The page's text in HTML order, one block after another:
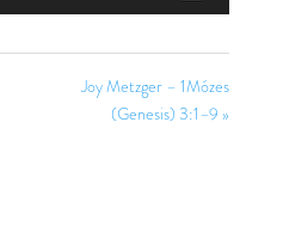
Joy Metzger – 1Mózes
(Genesis) 3:1–9 »